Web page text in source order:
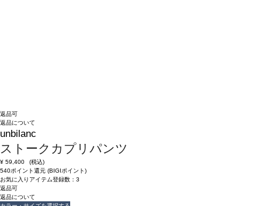
返品可
返品について
unbilanc
ストークカプリパンツ
¥ 59,400
(税込)
540ポイント還元 (BIGIポイント)
お気に入りアイテム登録数： 3
返品可
返品について